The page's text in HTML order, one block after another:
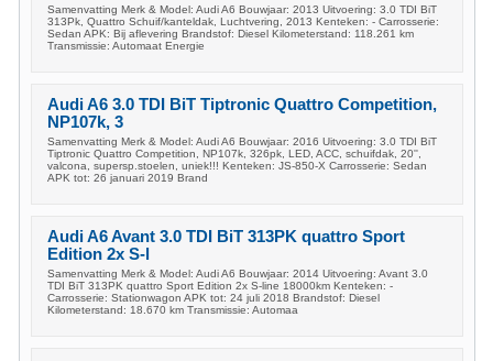
Samenvatting Merk & Model: Audi A6 Bouwjaar: 2013 Uitvoering: 3.0 TDI BiT
313Pk, Quattro Schuif/kanteldak, Luchtvering, 2013 Kenteken: - Carrosserie:
Sedan APK: Bij aflevering Brandstof: Diesel Kilometerstand: 118.261 km
Transmissie: Automaat Energie
Audi A6 3.0 TDI BiT Tiptronic Quattro Competition,
NP107k, 3
Samenvatting Merk & Model: Audi A6 Bouwjaar: 2016 Uitvoering: 3.0 TDI BiT
Tiptronic Quattro Competition, NP107k, 326pk, LED, ACC, schuifdak, 20'',
valcona, supersp.stoelen, uniek!!! Kenteken: JS-850-X Carrosserie: Sedan
APK tot: 26 januari 2019 Brand
Audi A6 Avant 3.0 TDI BiT 313PK quattro Sport
Edition 2x S-l
Samenvatting Merk & Model: Audi A6 Bouwjaar: 2014 Uitvoering: Avant 3.0
TDI BiT 313PK quattro Sport Edition 2x S-line 18000km Kenteken: -
Carrosserie: Stationwagon APK tot: 24 juli 2018 Brandstof: Diesel
Kilometerstand: 18.670 km Transmissie: Automaa